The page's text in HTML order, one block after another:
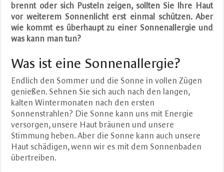
brennt oder sich Pusteln zeigen, sollten Sie Ihre Haut
vor weiterem Sonnenlicht erst einmal schützen. Aber
wie kommt es überhaupt zu einer Sonnenallergie und
was kann man tun?
Was ist eine Sonnenallergie?
Endlich den Sommer und die Sonne in vollen Zügen
genießen. Sehnen Sie sich auch nach den langen,
kalten Wintermonaten nach den ersten
Sonnenstrahlen? Die Sonne kann uns mit Energie
versorgen, unsere Haut bräunen und unsere
Stimmung heben. Aber die Sonne kann auch unsere
Haut schädigen, wenn wir es mit dem Sonnenbaden
übertreiben.